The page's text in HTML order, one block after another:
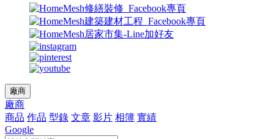
廠商
廠商
商品 作品 型錄 文章 影片 相簿 實績
Google